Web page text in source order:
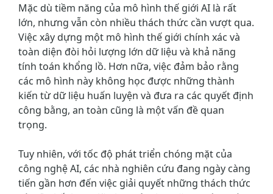
Mặc dù tiềm năng của mô hình thế giới AI là rất
lớn, nhưng vẫn còn nhiều thách thức cần vượt qua.
Việc xây dựng một mô hình thế giới chính xác và
toàn diện đòi hỏi lượng lớn dữ liệu và khả năng
tính toán khổng lồ. Hơn nữa, việc đảm bảo rằng
các mô hình này không học được những thành
kiến từ dữ liệu huấn luyện và đưa ra các quyết định
công bằng, an toàn cũng là một vấn đề quan
trọng.
Tuy nhiên, với tốc độ phát triển chóng mặt của
công nghệ AI, các nhà nghiên cứu đang ngày càng
tiến gần hơn đến việc giải quyết những thách thức